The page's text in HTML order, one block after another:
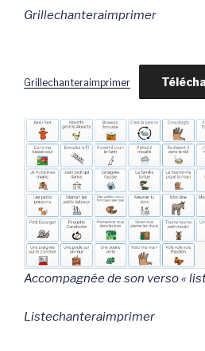
Grillechanteraimprimer
Grillechanteraimprimer
Accompagnée de son verso «
Listechanteraimprimer